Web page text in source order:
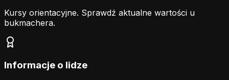
Kursy orientacyjne. Sprawdź aktualne wartości u
bukmachera.
Informacje o lidze